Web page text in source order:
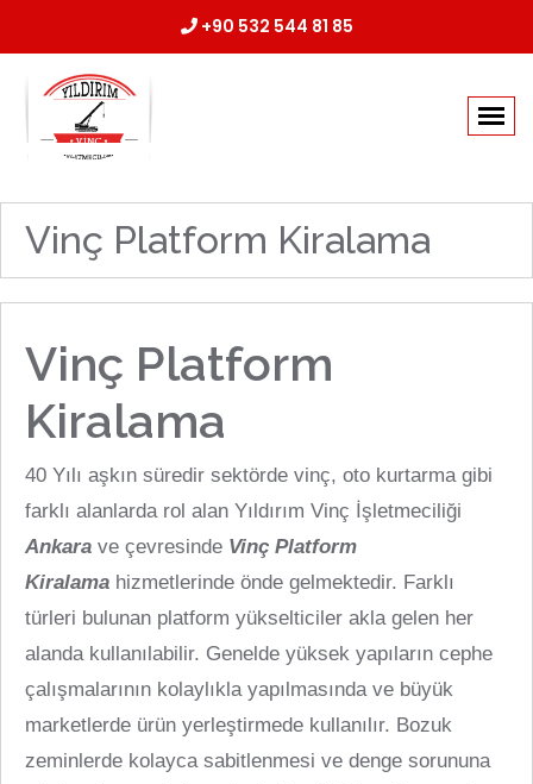
+90 532 544 81 85
Vinç Platform Kiralama
Vinç Platform
Kiralama
40 Yılı aşkın süredir sektörde vinç, oto kurtarma gibi
farklı alanlarda rol alan Yıldırım Vinç İşletmeciliği
Ankara ve çevresinde Vinç Platform
Kiralama hizmetlerinde önde gelmektedir. Farklı
türleri bulunan platform yükselticiler akla gelen her
alanda kullanılabilir. Genelde yüksek yapıların cephe
çalışmalarının kolaylıkla yapılmasında ve büyük
marketlerde ürün yerleştirmede kullanılır. Bozuk
zeminlerde kolayca sabitlenmesi ve denge sorununa